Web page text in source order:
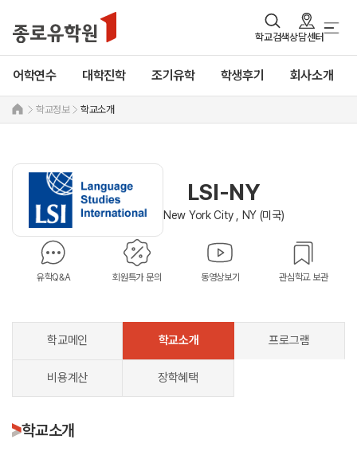
학교검색상담센터
어학연수 대학진학 조기유학 학생후기 회사소개
학교정보 학교소개
LSI-NY
New York City , NY (미국)
유학Q&A 회원특가 문의 동영상보기 관심학교 보관
학교메인 학교소개 프로그램
비용계산 장학혜택
학교소개